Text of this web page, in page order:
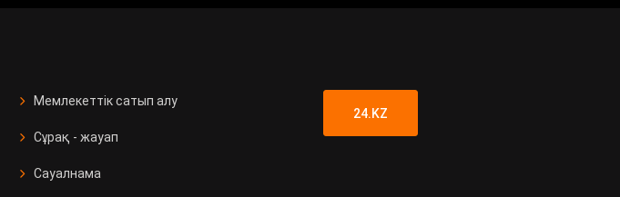
Мемлекеттік сатып алу
Сұрақ - жауап
Сауалнама
24.KZ